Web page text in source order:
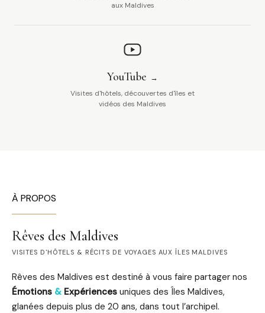
aux Maldives
YouTube
Visites d'hôtels, découvertes d'îles et
vidéos des Maldives
À PROPOS
Rêves des Maldives
VISITES D'HÔTELS & RÉCITS DE VOYAGES AUX ÎLES MALDIVES
Rêves des Maldives est destiné à vous faire partager nos
Émotions & Expériences uniques des Îles Maldives,
glanées depuis plus de 20 ans, dans tout l’archipel.